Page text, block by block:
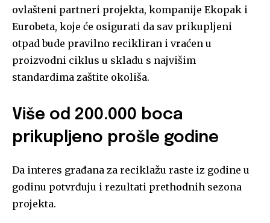
ovlašteni partneri projekta, kompanije Ekopak i
Eurobeta, koje će osigurati da sav prikupljeni
otpad bude pravilno recikliran i vraćen u
proizvodni ciklus u skladu s najvišim
standardima zaštite okoliša.
Više od 200.000 boca
prikupljeno prošle godine
Da interes građana za reciklažu raste iz godine u
godinu potvrđuju i rezultati prethodnih sezona
projekta.